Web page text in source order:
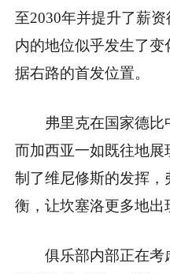
至2030年并提升了薪
内的地位似乎发生了
据右路的首发位置。
弗里克在国家德比
而加西亚一如既往地
制了维尼修斯的发挥
衡，让坎塞洛更多地出
俱乐部内部正在考